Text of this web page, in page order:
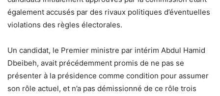
également accusés par des rivaux politiques d’éventuelles
violations des règles électorales.
Un candidat, le Premier ministre par intérim Abdul Hamid
Dbeibeh, avait précédemment promis de ne pas se
présenter à la présidence comme condition pour assumer
son rôle actuel, et n’a pas démissionné de ce rôle trois